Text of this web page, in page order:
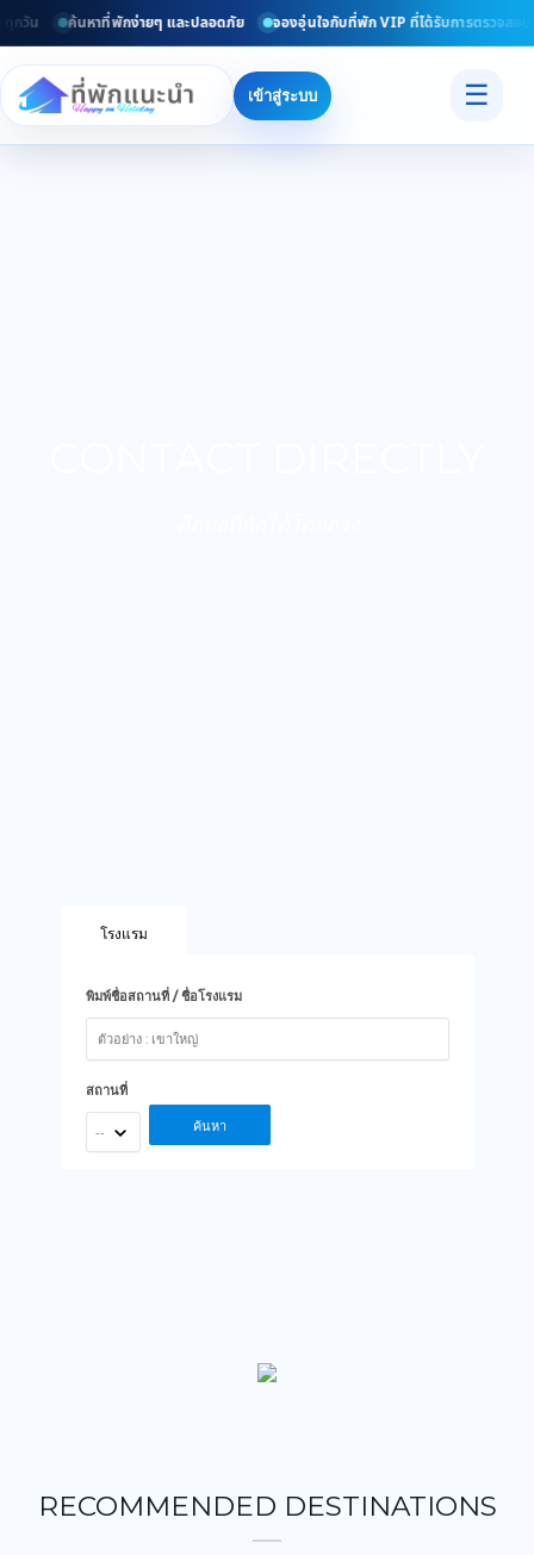
กวัน ค้นหาที่พักง่ายๆ และปลอดภัย จองอุ่นใจกับที่พัก VIP ที่ได้รับการตรวจสอบ
เข้าสู่ระบบ ☰
โรงแรม
พิมพ์ชื่อสถานที่ / ชื่อโรงแรม
สถานที่
-- ค้นหา
RECOMMENDED DESTINATIONS